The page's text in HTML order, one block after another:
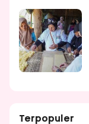
Terpopuler